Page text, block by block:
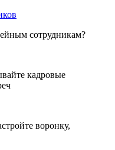
сотрудникам?
кадровые
воронку,